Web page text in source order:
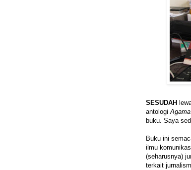
SESUDAH
antologi
buku. Saya
Buku ini
ilmu
(seharusnya)
terkait